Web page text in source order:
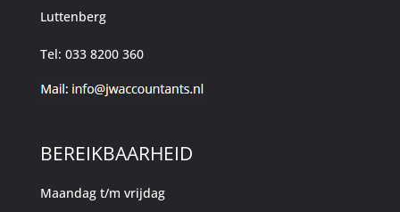
Luttenberg
Tel: 033 8200 360
BEREIKBAARHEID
Maandag t/m vrijdag